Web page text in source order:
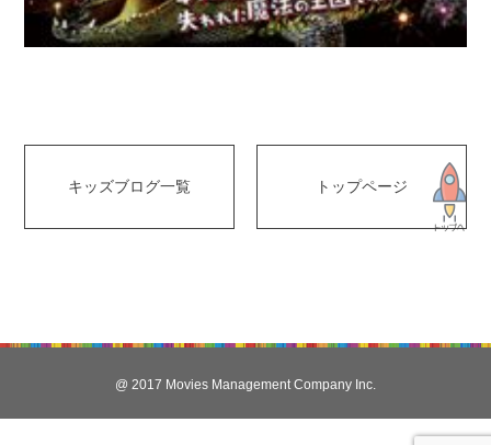
キッズブログ一覧 トップページ
@ 2017 Movies Management Company Inc.